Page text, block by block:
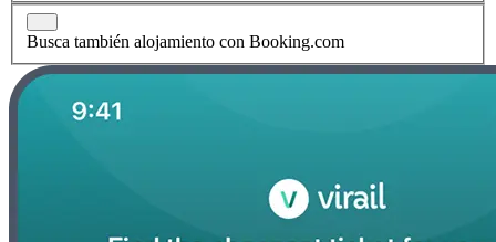
Busca también alojamiento con Booking.com